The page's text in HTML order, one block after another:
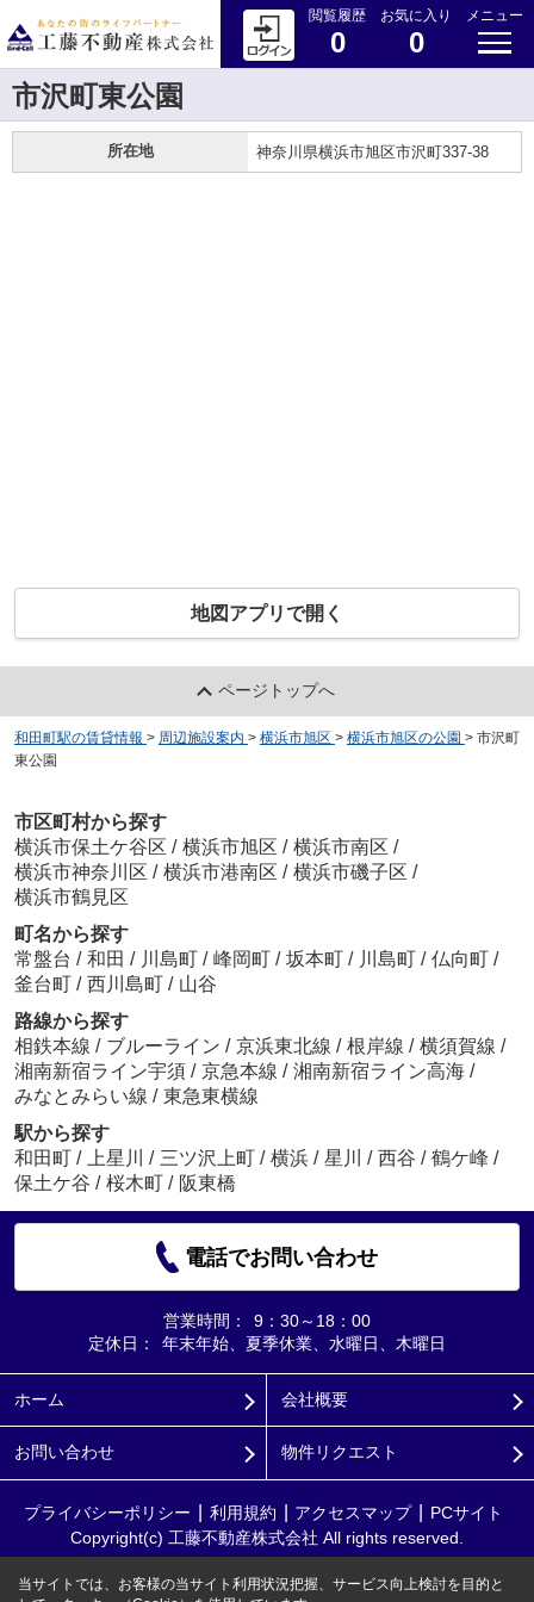
閲覧履歴
0
お気に入り
0
メニュー
市沢町東公園
所在地 神奈川県横浜市旭区市沢町337-38
地図アプリで開く
ページトップへ
和田町駅の賃貸情報 > 周辺施設案内 > 横浜市旭区 > 横浜市旭区の公園 > 市沢町
東公園
市区町村から探す
横浜市保土ケ谷区 / 横浜市旭区 / 横浜市南区 /
横浜市神奈川区 / 横浜市港南区 / 横浜市磯子区 /
横浜市鶴見区
町名から探す
常盤台 / 和田 / 川島町 / 峰岡町 / 坂本町 / 川島町 / 仏向町 /
釜台町 / 西川島町 / 山谷
路線から探す
相鉄本線 / ブルーライン / 京浜東北線 / 根岸線 / 横須賀線 /
湘南新宿ライン宇須 / 京急本線 / 湘南新宿ライン高海 /
みなとみらい線 / 東急東横線
駅から探す
和田町 / 上星川 / 三ツ沢上町 / 横浜 / 星川 / 西谷 / 鶴ケ峰 /
保土ケ谷 / 桜木町 / 阪東橋
電話でお問い合わせ
営業時間：
9：30～18：00
定休日：
年末年始、夏季休業、水曜日、木曜日
ホーム 会社概要
お問い合わせ 物件リクエスト
プライバシーポリシー 利用規約 アクセスマップ
PCサイト
Copyright(c) 工藤不動産株式会社 All rights reserved.
当サイトでは、お客様の当サイト利用状況把握、サービス向上検討を目的と